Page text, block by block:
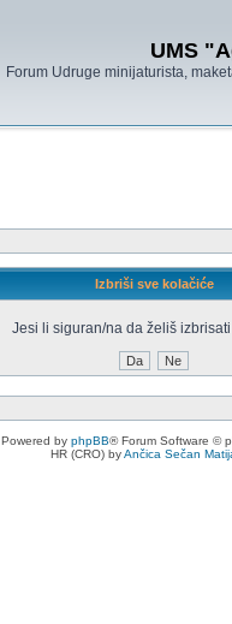
UMS
Forum Udruge minijaturista,
Izbriši sve kolačiće
Jesi li siguran/na da želiš
Powered by phpBB® Forum Software ©
HR (CRO) byAnčica Sečan